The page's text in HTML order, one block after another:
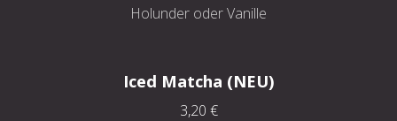
Holunder oder Vanille
Iced Matcha (NEU)
3,20 €